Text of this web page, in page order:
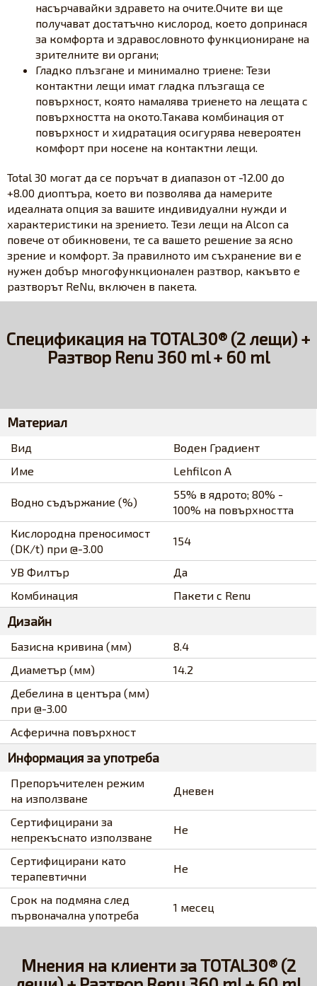
насърчавайки здравето на очите.Очите ви ще
получават достатъчно кислород, което допринася
за комфорта и здравословното функциониране на
зрителните ви органи;
Гладко плъзгане и минимално триене: Тези
контактни лещи имат гладка плъзгаща се
повърхност, която намалява триенето на лещата с
повърхността на окото.Такава комбинация от
повърхност и хидратация осигурява невероятен
комфорт при носене на контактни лещи.
Total 30 могат да се поръчат в диапазон от -12.00 до
+8.00 диоптъра, което ви позволява да намерите
идеалната опция за вашите индивидуални нужди и
характеристики на зрението. Тези лещи на Alcon са
повече от обикновени, те са вашето решение за ясно
зрение и комфорт. За правилното им съхранение ви е
нужен добър многофункционален разтвор, какъвто е
разтворът ReNu, включен в пакета.
Спецификация на TOTAL30® (2 лещи) +
Разтвор Renu 360 ml + 60 ml
Материал
Вид
Воден Градиент
Име
Lehfilcon A
Водно съдържание (%)
55% в ядрото; 80% -
100% на повърхността
Кислородна преносимост
(DK/t) при @-3.00
154
УВ Филтър
Да
Комбинация
Пакети с Renu
Дизайн
Базисна кривина (мм)
8.4
Диаметър (мм)
14.2
Дебелина в центъра (мм)
при @-3.00
Асферична повърхност
Информация за употреба
Препоръчителен режим
на използване
Дневен
Сертифицирани за
непрекъснато използване
Не
Сертифицирани като
терапевтични
Не
Срок на подмяна след
първоначална употреба
1 месец
Мнения на клиенти за TOTAL30® (2